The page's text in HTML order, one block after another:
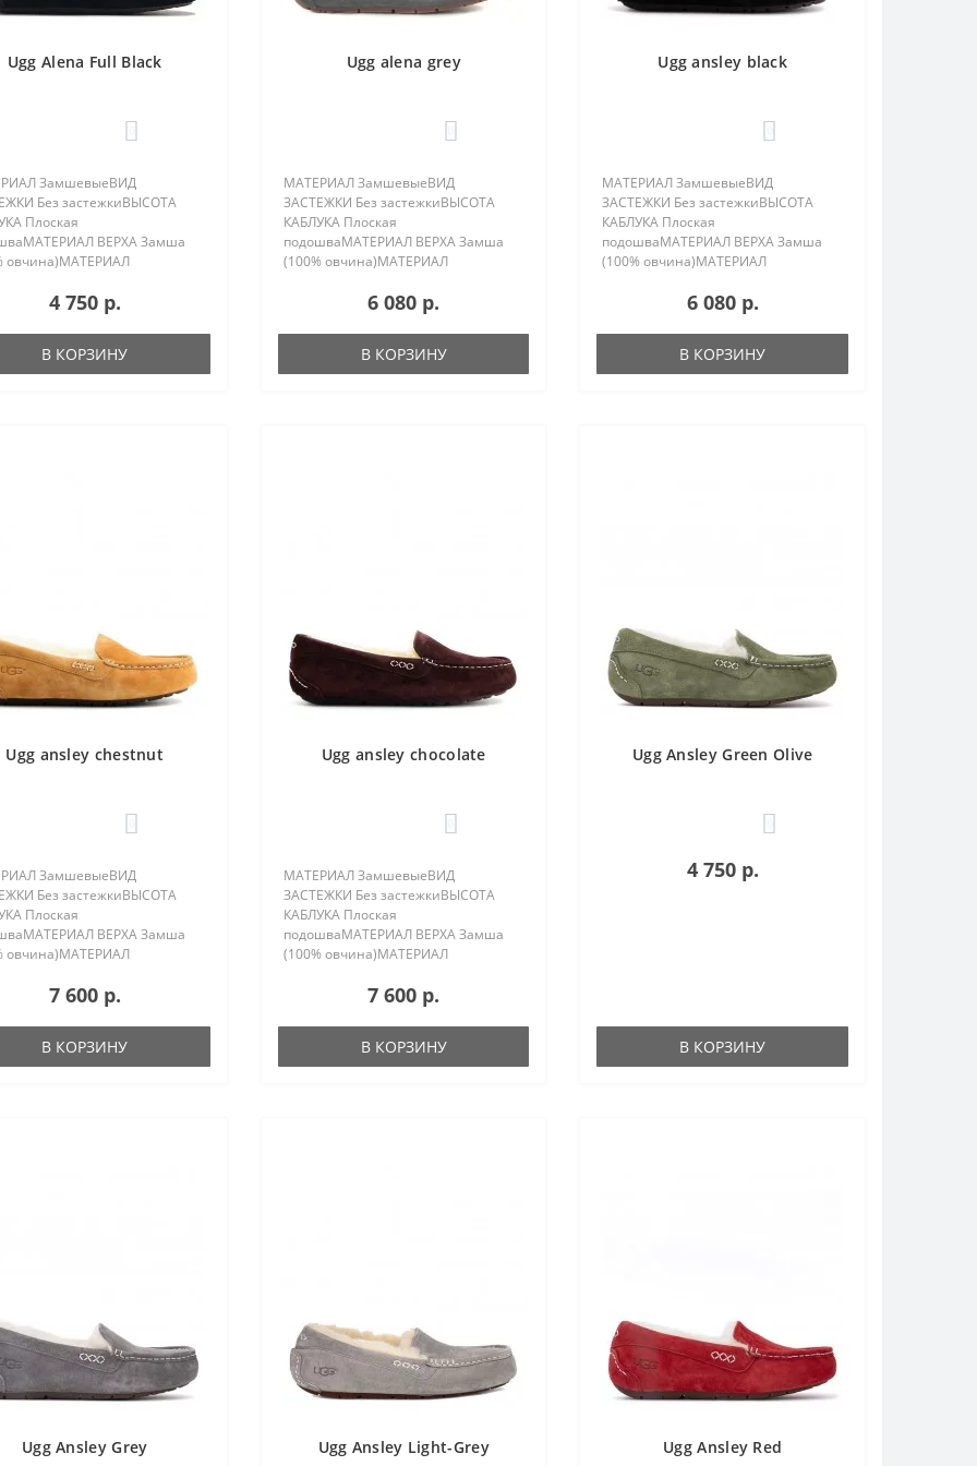
Ugg Alena Full Black
ЗамшевыеВИД
Без застежкиВЫСОТА
Плоская
ВЕРХА Замша
овчина)МАТЕРИАЛ
БРЕНДА
БРЕНДА
Коробка,
пленка, сер..
4 750 р.
В КОРЗИНУ
Ugg alena grey
МАТЕРИАЛ ЗамшевыеВИД
ЗАСТЕЖКИ Без застежкиВЫСОТА
КАБЛУКА Плоская
подошваМАТЕРИАЛ ВЕРХА Замша
(100% овчина)МАТЕРИАЛ
ЖенскийСТРАНА БРЕНДА
ШтатыПРОИСХОЖДЕНИЕ БРЕНДА
АвстралияКОМПЛЕКТАЦИЯ Коробка,
защитная пленка, сер..
6 080 р.
В КОРЗИНУ
Ugg ansley black
МАТЕРИАЛ ЗамшевыеВИД
ЗАСТЕЖКИ Без застежкиВЫСОТА
КАБЛУКА Плоская
подошваМАТЕРИАЛ ВЕРХА Замша
(100% овчина)МАТЕРИАЛ
ЖенскийСТРАНА БРЕНДА
ШтатыПРОИСХОЖДЕНИЕ БРЕНДА
АвстралияКОМПЛЕКТАЦИЯ Коробка,
защитная пленка, сер..
6 080 р.
В КОРЗИНУ
Ugg ansley chestnut
ЗамшевыеВИД
Без застежкиВЫСОТА
Плоская
ВЕРХА Замша
овчина)МАТЕРИАЛ
БРЕНДА
БРЕНДА
Коробка,
пленка, сер..
7 600 р.
В КОРЗИНУ
Ugg ansley chocolate
МАТЕРИАЛ ЗамшевыеВИД
ЗАСТЕЖКИ Без застежкиВЫСОТА
КАБЛУКА Плоская
подошваМАТЕРИАЛ ВЕРХА Замша
(100% овчина)МАТЕРИАЛ
ЖенскийСТРАНА БРЕНДА
ШтатыПРОИСХОЖДЕНИЕ БРЕНДА
АвстралияКОМПЛЕКТАЦИЯ Коробка,
защитная пленка, сер..
7 600 р.
В КОРЗИНУ
Ugg Ansley Green Olive
4 750 р.
В КОРЗИНУ
Ugg Ansley Grey Ugg Ansley Light-Grey Ugg Ansley Red